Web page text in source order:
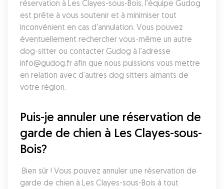
réservation à Les Clayes-sous-Bois, l'équipe Gudog
est prête à vous soutenir et à minimiser tout
inconvénient en cas d'annulation. Vous pouvez
éventuellement rechercher vous-même un autre
dog-sitter ou contacter Gudog à l'adresse
info@gudog.fr afin que nous puissions vous mettre
en relation avec d'autres dog sitters aimants de
votre région.
Puis-je annuler une réservation de
garde de chien à Les Clayes-sous-
Bois?
garde de chien à Les Clayes-sous-Bois à tout